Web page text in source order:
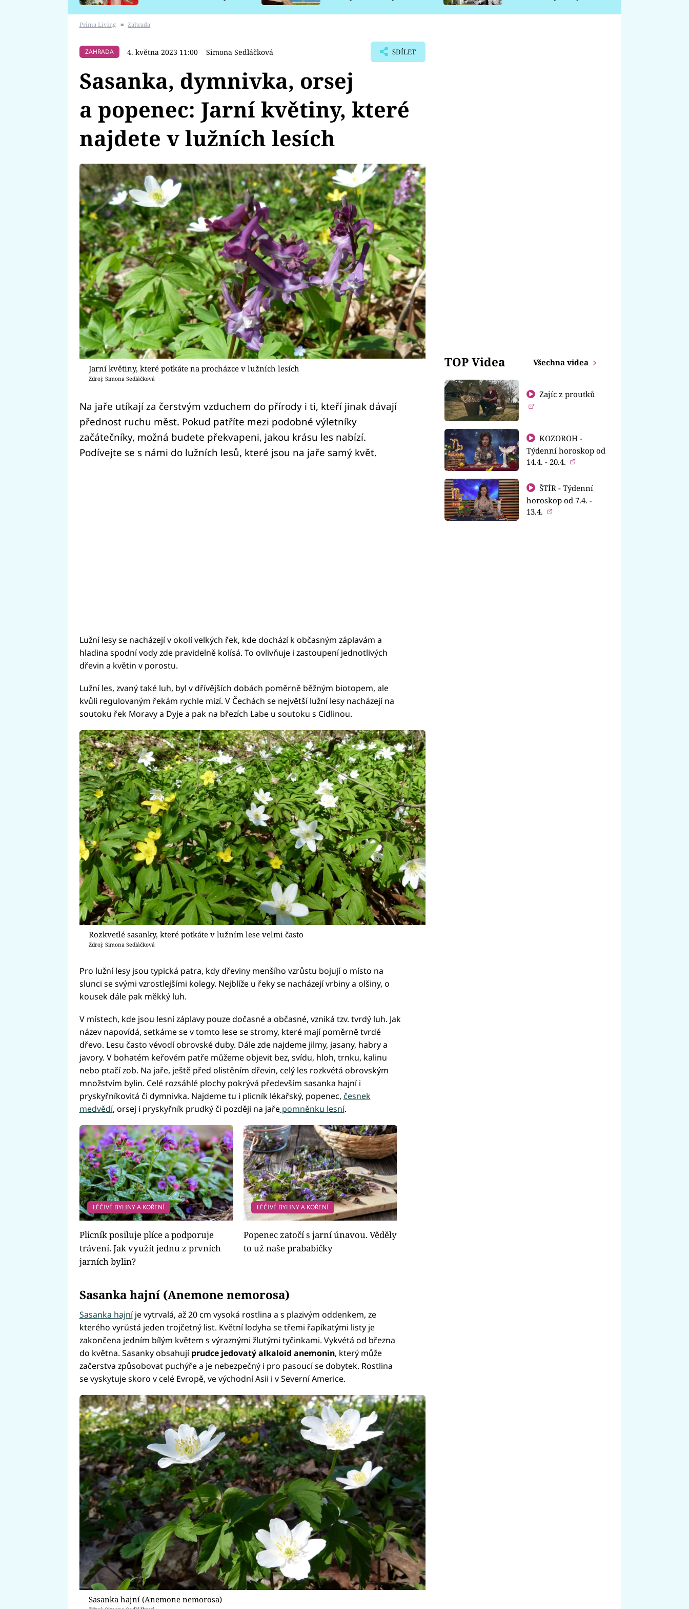
Prima Living ■ Zahrada
ZAHRADA 4. května 2023 11:00 Simona Sedláčková SDÍLET
Sasanka, dymnivka, orsej
a popenec: Jarní květiny, které
najdete v lužních lesích
Jarní květiny, které potkáte na procházce v lužních lesích
Zdroj: Simona Sedláčková
Na jaře utíkají za čerstvým vzduchem do přírody i ti, kteří jinak dávají
přednost ruchu měst. Pokud patříte mezi podobné výletníky
začátečníky, možná budete překvapeni, jakou krásu les nabízí.
Podívejte se s námi do lužních lesů, které jsou na jaře samý květ.
Lužní lesy se nacházejí v okolí velkých řek, kde dochází k občasným záplavám a
hladina spodní vody zde pravidelně kolísá. To ovlivňuje i zastoupení jednotlivých
dřevin a květin v porostu.
Lužní les, zvaný také luh, byl v dřívějších dobách poměrně běžným biotopem, ale
kvůli regulovaným řekám rychle mizí. V Čechách se největší lužní lesy nacházejí na
soutoku řek Moravy a Dyje a pak na březích Labe u soutoku s Cidlinou.
Rozkvetlé sasanky, které potkáte v lužním lese velmi často
Zdroj: Simona Sedláčková
Pro lužní lesy jsou typická patra, kdy dřeviny menšího vzrůstu bojují o místo na
slunci se svými vzrostlejšími kolegy. Nejblíže u řeky se nacházejí vrbiny a olšiny, o
kousek dále pak měkký luh.
V místech, kde jsou lesní záplavy pouze dočasné a občasné, vzniká tzv. tvrdý luh. Jak
název napovídá, setkáme se v tomto lese se stromy, které mají poměrně tvrdé
dřevo. Lesu často vévodí obrovské duby. Dále zde najdeme jilmy, jasany, habry a
javory. V bohatém keřovém patře můžeme objevit bez, svídu, hloh, trnku, kalinu
nebo ptačí zob. Na jaře, ještě před olistěním dřevin, celý les rozkvétá obrovským
množstvím bylin. Celé rozsáhlé plochy pokrývá především sasanka hajní i
pryskyřníkovitá či dymnivka. Najdeme tu i plicník lékařský, popenec, česnek
medvědí, orsej i pryskyřník prudký či později na jařepomněnku lesní.
LÉČIVÉ BYLINY A KOŘENÍ
Plicník posiluje plíce a podporuje
trávení. Jak využít jednu z prvních
jarních bylin?
LÉČIVÉ BYLINY A KOŘENÍ
Popenec zatočí s jarní únavou. Věděly
to už naše prababičky
Sasanka hajní (Anemone nemorosa)
Sasanka hajníje vytrvalá, až 20 cm vysoká rostlina a s plazivým oddenkem, ze
kterého vyrůstá jeden trojčetný list. Květní lodyha se třemi řapíkatými listy je
zakončena jedním bílým květem s výraznými žlutými tyčinkami. Vykvétá od března
do května. Sasanky obsahujíprudce jedovatý alkaloid anemonin, který může
začerstva způsobovat puchýře a je nebezpečný i pro pasoucí se dobytek. Rostlina
se vyskytuje skoro v celé Evropě, ve východní Asii i v Severní Americe.
Sasanka hajní (Anemone nemorosa)
TOP Videa Všechna videa
Zajíc z proutků
KOZOROH -
Týdenní horoskop od
14.4. - 20.4.
ŠTÍR - Týdenní
horoskop od 7.4. -
13.4.